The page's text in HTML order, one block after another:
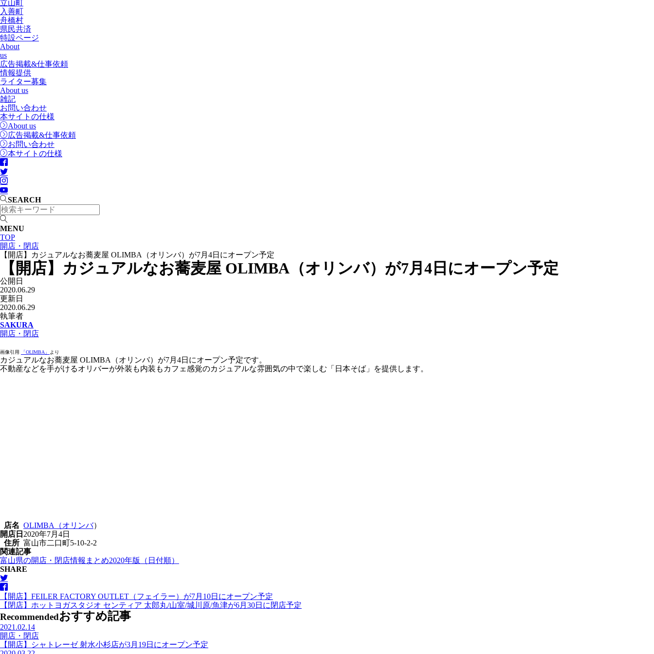
立山町
入善町
舟橋村
県民共済
特設ページ
About
us
広告掲載&仕事依頼
情報提供
ライター募集
About us
雑記
お問い合わせ
本サイトの仕様
About us
広告掲載&仕事依頼
お問い合わせ
本サイトの仕様
SEARCH
MENU
TOP
開店・閉店
【開店】カジュアルなお蕎麦屋 OLIMBA（オリンバ）が7月4日にオープン予定
【開店】カジュアルなお蕎麦屋 OLIMBA（オリンバ）が7月4日にオープン予定
公開日
2020.06.29
更新日
2020.06.29
執筆者
SAKURA
開店・閉店
画像引用 「OLIMBA」 より
カジュアルなお蕎麦屋 OLIMBA（オリンバ）が7月4日にオープン予定です。
不動産などを手がけるオリバーが外装も内装もカフェ感覚のカジュアルな雰囲気の中で楽しむ「日本そば」を提供します。
店名 OLIMBA（オリンバ）
開店日 2020年7月4日
住所 富山市二口町5-10-2-2
関連記事
富山県の開店・閉店情報まとめ2020年版（日付順）
SHARE
【開店】FEILER FACTORY OUTLET（フェイラー）が7月10日にオープン予定
【閉店】ホットヨガスタジオ センティア 太郎丸/山室/城川原/魚津が6月30日に閉店予定
Recommendedおすすめ記事
2021.02.14
開店・閉店
【開店】シャトレーゼ 射水小杉店が3月19日にオープン予定